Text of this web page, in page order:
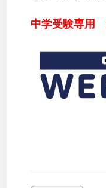
中学受験専用